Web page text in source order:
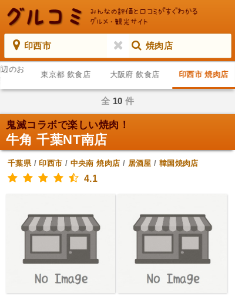
印西市 焼肉店
のお
東京都 飲食店 大阪府 飲食店 印西市 焼肉店
全 10 件
鬼滅コラボで楽しい焼肉！
牛角 千葉NT南店
千葉県/ 印西市 / 中央南 焼肉店 / 居酒屋 / 韓国焼肉店
4.1